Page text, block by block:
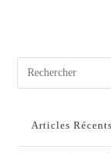
Articles Récents